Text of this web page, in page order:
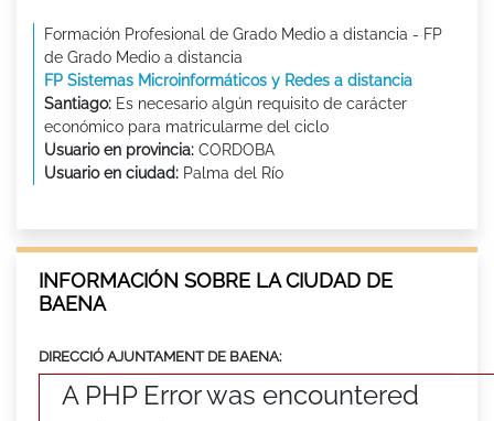
Formación Profesional de Grado Medio a distancia - FP
de Grado Medio a distancia
FP Sistemas Microinformáticos y Redes a distancia
Santiago: Es necesario algún requisito de carácter
económico para matricularme del ciclo
Usuario en provincia: CORDOBA
Usuario en ciudad: Palma del Río
INFORMACIÓN SOBRE LA CIUDAD DE
BAENA
DIRECCIÓ AJUNTAMENT DE BAENA:
A PHP Error was encountered